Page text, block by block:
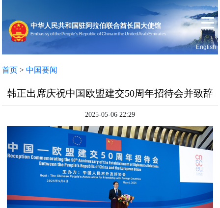
中华人民共和国驻阿拉伯联合酋长国大使馆
Embassy of the People’s Republic of China in the United Arab Emirates
English
首页 >中国要闻
韩正出席庆祝中国欧盟建交50周年招待会并致辞
2025-05-06 22:29